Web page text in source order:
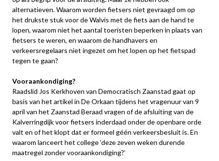
alternatieven. Waarom worden fietsers niet gevraagd om op
het drukste stuk voor de Walvis met de fiets aan de hand te
lopen, waarom niet het aantal toeristen beperken in plaats van
fietsers te weren, en waarom de handhavers en
verkeersregelaars niet ingezet om het lopen op het fietspad
tegen te gaan?
Vooraankondiging?
Raadslid Jos Kerkhoven van Democratisch Zaanstad gaat op
basis van het artikel in De Orkaan tijdens het vragenuur van 9
april van het Zaanstad Beraad vragen of de afsluiting van de
Kalverringdijk voor fietsers inderdaad onder de openbare orde
valt en of het klopt dat er formeel géén verkeersbesluit is. En
waarom lanceert het college ‘deze zeven weken durende
maatregel zonder vooraankondiging?’